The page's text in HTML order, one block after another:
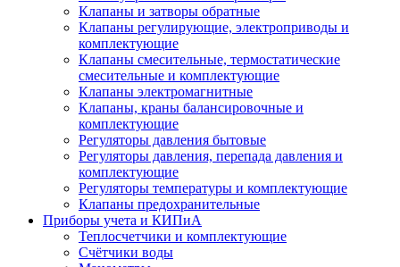
Клапаны и затворы обратные
Клапаны регулирующие, электроприводы и
комплектующие
Клапаны смесительные, термостатические
смесительные и комплектующие
Клапаны электромагнитные
Клапаны, краны балансировочные и
комплектующие
Регуляторы давления бытовые
Регуляторы давления, перепада давления и
комплектующие
Регуляторы температуры и комплектующие
Клапаны предохранительные
Приборы учета и КИПиА
Теплосчетчики и комплектующие
Счётчики воды